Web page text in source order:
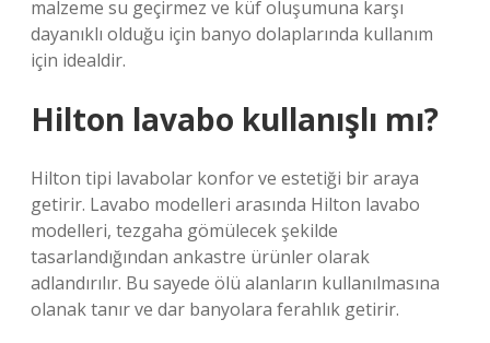
malzeme su geçirmez ve küf oluşumuna karşı
dayanıklı olduğu için banyo dolaplarında kullanım
için idealdir.
Hilton lavabo kullanışlı mı?
Hilton tipi lavabolar konfor ve estetiği bir araya
getirir. Lavabo modelleri arasında Hilton lavabo
modelleri, tezgaha gömülecek şekilde
tasarlandığından ankastre ürünler olarak
adlandırılır. Bu sayede ölü alanların kullanılmasına
olanak tanır ve dar banyolara ferahlık getirir.